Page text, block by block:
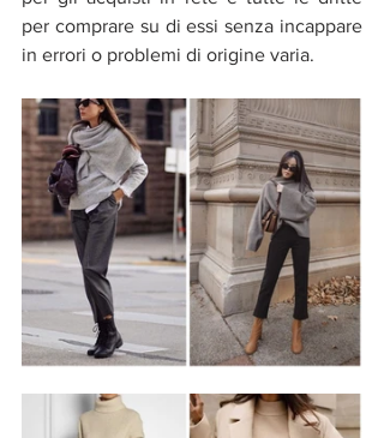
per comprare su di essi senza incappare
in errori o problemi di origine varia.